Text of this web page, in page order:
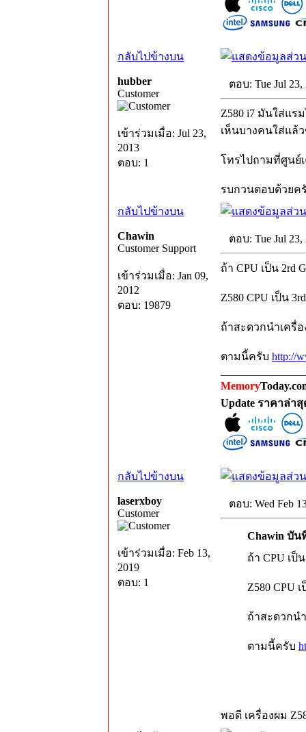
กลับไปข้างบน
hubber
Customer
เข้าร่วมเมื่อ: Jul 23,
2013
ตอบ: 1
ตอบ: Tue Jul 23,
Z580 i7 มันใส่แร
เห็นบางคนใส่แล้
โทรไปถามที่ศูนย์
รบกวนตอบด้วยค
กลับไปข้างบน
Chawin
Customer Support
เข้าร่วมเมื่อ: Jan 09,
2012
ตอบ: 19879
ตอบ: Tue Jul 23,
ถ้า CPU เป็น 2rd
Z580 CPU เป็น
ถ้าสะดวกนำเครื่อ
ตามนี้ครับ http://
Memory
Update ราคาล่า
กลับไปข้างบน
laserxboy
Customer
เข้าร่วมเมื่อ: Feb 13,
2019
ตอบ: 1
ตอบ: Wed Feb
Chawin บัน
ถ้า CPU เป็
Z580 CPU
ถ้าสะดวกนำ
ตามนี้ครับ
พอดี เครื่องผม